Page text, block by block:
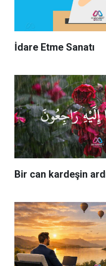
İdare Etme Sanatı
Bir can kardeşin